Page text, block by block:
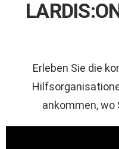
Erleben Sie die
ankommen, wo